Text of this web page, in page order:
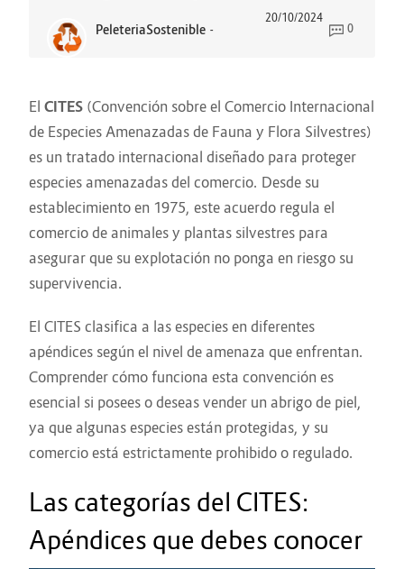
PeleteriaSostenible -
20/10/2024
0
El CITES (Convención sobre el Comercio Internacional
de Especies Amenazadas de Fauna y Flora Silvestres)
es un tratado internacional diseñado para proteger
especies amenazadas del comercio. Desde su
establecimiento en 1975, este acuerdo regula el
comercio de animales y plantas silvestres para
asegurar que su explotación no ponga en riesgo su
supervivencia.
El CITES clasifica a las especies en diferentes
apéndices según el nivel de amenaza que enfrentan.
Comprender cómo funciona esta convención es
esencial si posees o deseas vender un abrigo de piel,
ya que algunas especies están protegidas, y su
comercio está estrictamente prohibido o regulado.
Las categorías del CITES:
Apéndices que debes conocer